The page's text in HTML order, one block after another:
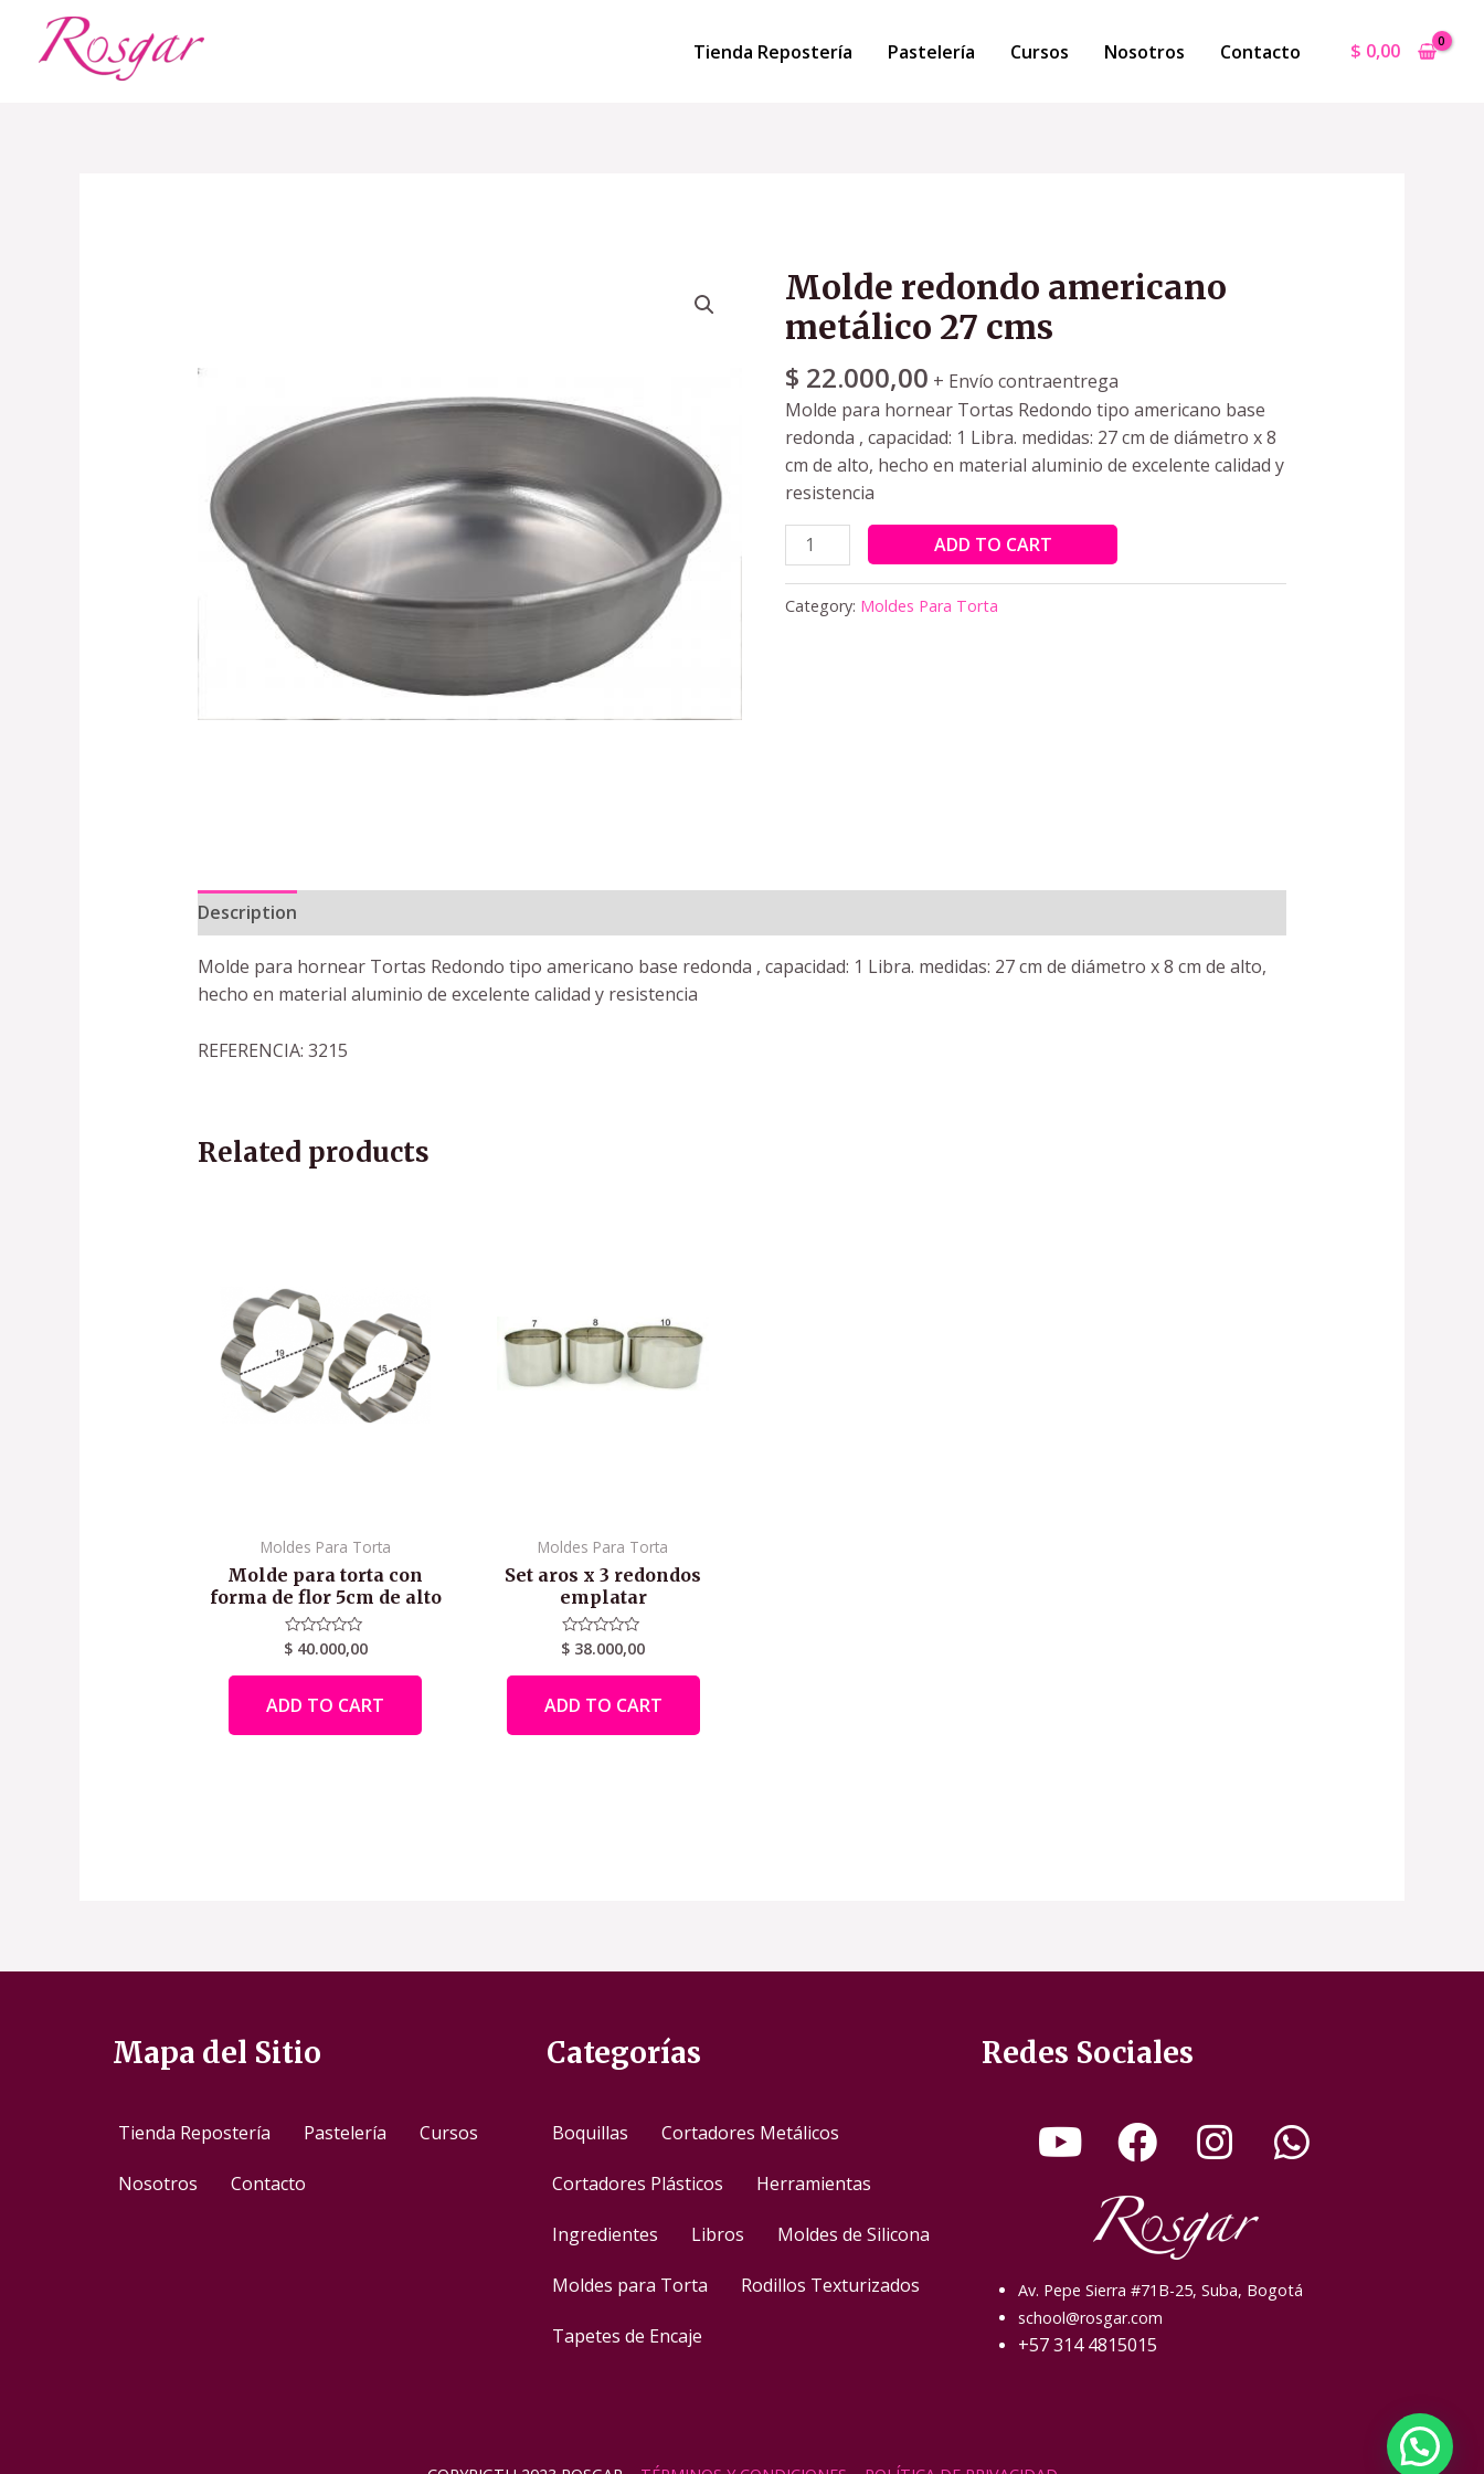
Tienda Repostería Pastelería Cursos Nosotros Contacto $ 0,00
Molde redondo americano
metálico 27 cms
$ 22.000,00 + Envío contraentrega
Molde para hornear Tortas Redondo tipo americano base
redonda , capacidad: 1 Libra. medidas: 27 cm de diámetro x 8
cm de alto, hecho en material aluminio de excelente calidad y
resistencia
ADD TO CART
Category: Moldes Para Torta
Description
Molde para hornear Tortas Redondo tipo americano base redonda , capacidad: 1 Libra. medidas: 27 cm de diámetro x 8 cm de alto,
hecho en material aluminio de excelente calidad y resistencia
REFERENCIA: 3215
Related products
Moldes Para Torta
Molde para torta con
forma de flor 5cm de alto
Rated
0
out
5
$40.000,00
ADD TO CART
Moldes Para Torta
Set aros x 3 redondos
emplatar
Rated
0
out
5
$ 38.000,00
ADD TO CART
Mapa del Sitio
Tienda Repostería Pastelería Cursos
Nosotros Contacto
Categorías
Boquillas Cortadores Metálicos
Cortadores Plásticos Herramientas
Ingredientes Libros Moldes de Silicona
Moldes para Torta Rodillos Texturizados
Tapetes de Encaje
Redes Sociales
Av. Pepe Sierra #71B-25, Suba, Bogotá
school@rosgar.com
+57 314 4815015